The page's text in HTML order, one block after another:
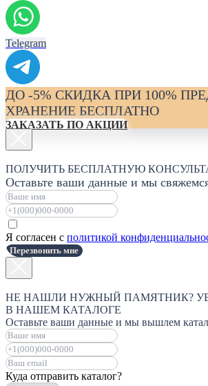
Telegram
ДО -5% СКИДКА ПРИ 100%
ХРАНЕНИЕ БЕСПЛАТНО
ЗАКАЗАТЬ ПО АКЦИИ
ПОЛУЧИТЬ БЕСПЛАТНУЮ
Оставьте ваши данные и мы
Я согласен с политикой
Перезвонить мне
НЕ НАШЛИ НУЖНЫЙ ПАМЯТНИК?
В НАШЕМ КАТАЛОГЕ
Оставьте ваши данные и мы вышлем
Куда отправить каталог?